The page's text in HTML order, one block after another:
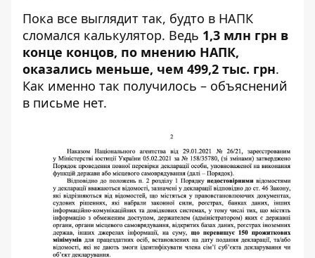
Пока все выглядит так, будто в НАПК
сломался калькулятор. Ведь 1,3 млн грн в
конце концов, по мнению НАПК,
оказались меньше, чем 499,2 тыс. грн.
Как именно так получилось – объяснений
в письме нет.